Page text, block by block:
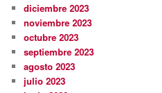
diciembre 2023
noviembre 2023
octubre 2023
septiembre 2023
agosto 2023
julio 2023